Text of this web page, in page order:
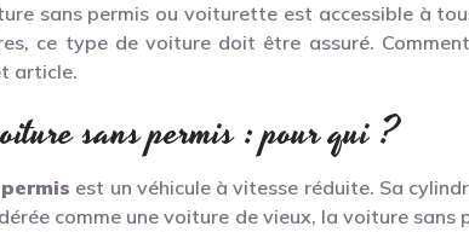
sans permis ou voiturette est accessible à
ce type de voiture doit être assuré.
article.
sans permis : pour qui ?
est un véhicule à vitesse réduite. Sa
comme une voiture de vieux, la voiture sans